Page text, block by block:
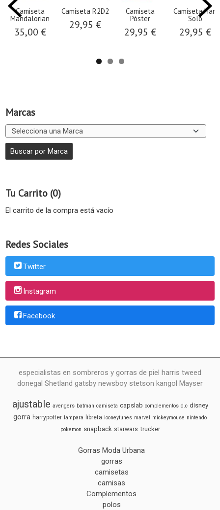
Marcas
Tu Carrito (0)
El carrito de la compra está vacío
Redes Sociales
Twitter
Instagram
Facebook
Camiseta
Mandalorian
35,00 €
Camiseta R2D2
29,95 €
Camiseta
Póster
29,95 €
Camiseta Han
Solo
29,95 €
especialistas en sombreros y gorras de piel harris tweed
donegal Shetland gatsby newsboy stetson kangol Mayser
ajustable avengers batman camiseta capslab complementos d.c disney
gorra harrypotter lampara libreta looneytunes marvel mickeymouse nintendo
pokemon snapback starwars trucker
Gorras Moda Urbana
gorras
camisetas
camisas
Complementos
polos